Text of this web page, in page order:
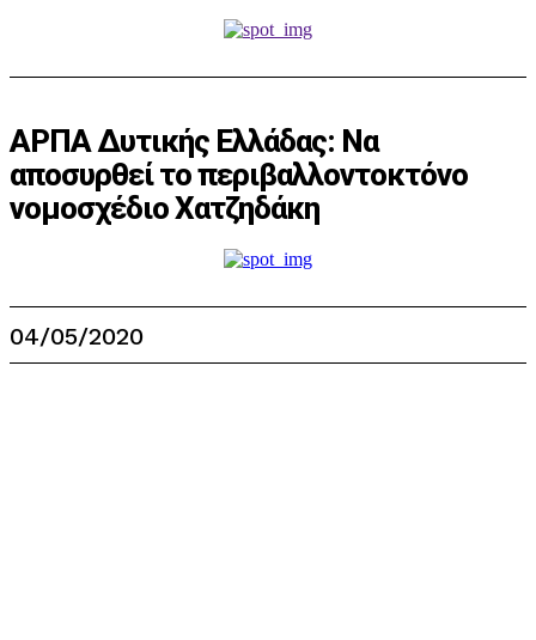
ΑΡΠΑ Δυτικής Ελλάδας: Να
αποσυρθεί το περιβαλλοντοκτόνο
νομοσχέδιο Χατζηδάκη
04/05/2020